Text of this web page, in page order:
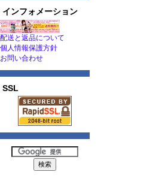
インフォメーション
配送と返品について
個人情報保護方針
お問い合わせ
SSL